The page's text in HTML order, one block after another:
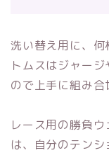
洗い替え用に、
トムスはジャー
ので上手に組み合
レース用の勝負
は、自分のテン